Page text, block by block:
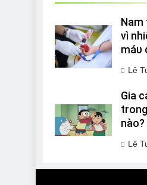
vì
máυ
Lê
Gia
nào?
Lê